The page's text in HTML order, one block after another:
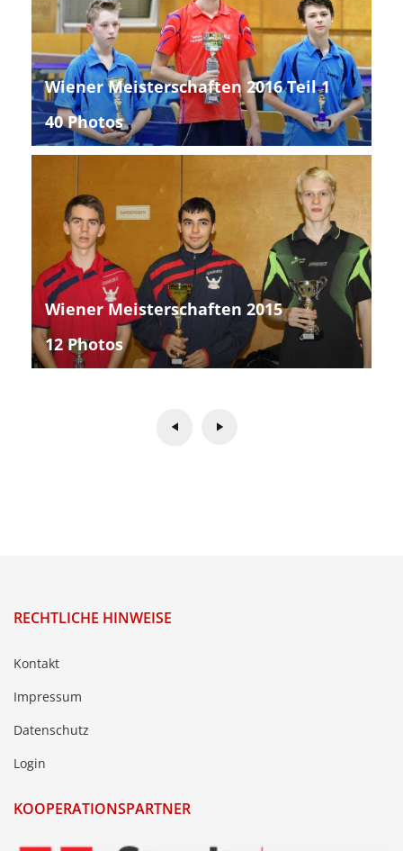
Wiener Meisterschaften 2016 Teil 1
40 Photos
Wiener Meisterschaften 2015
12 Photos
RECHTLICHE HINWEISE
Kontakt
Impressum
Datenschutz
Login
KOOPERATIONSPARTNER